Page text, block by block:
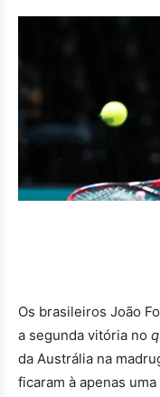
Os brasileiros João
a segunda vitória no
da Austrália na
ficaram à apenas